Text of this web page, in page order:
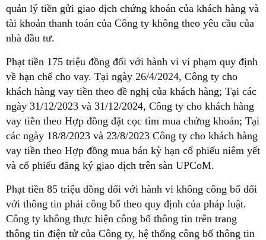
quản lý tiền gửi giao dịch chứng khoán của khách hàng và
tài khoản thanh toán của Công ty không theo yêu cầu của
nhà đầu tư.
Phạt tiền 175 triệu đồng đối với hành vi vi phạm quy định
về hạn chế cho vay. Tại ngày 26/4/2024, Công ty cho
khách hàng vay tiền theo đề nghị của khách hàng; Tại các
ngày 31/12/2023 và 31/12/2024, Công ty cho khách hàng
vay tiền theo Hợp đồng đặt cọc tìm mua chứng khoán; Tại
các ngày 18/8/2023 và 23/8/2023 Công ty cho khách hàng
vay tiền theo Hợp đồng mua bán kỳ hạn cổ phiếu niêm yết
và cổ phiếu đăng ký giao dịch trên sàn UPCoM.
Phạt tiền 85 triệu đồng đối với hành vi không công bố đối
với thông tin phải công bố theo quy định của pháp luật.
Công ty không thực hiện công bố thông tin trên trang
thông tin điện tử của Công ty, hệ thống công bố thông tin